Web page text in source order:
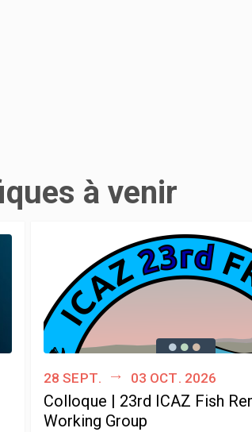
à venir
28 sept. 03 oct. 2026
Colloque | 23rd ICAZ Fish
Working Group